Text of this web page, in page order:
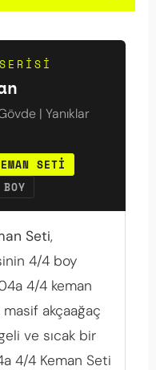
| Yanıklar
SETI
Seti,
4/4 boy
4/4 keman
akçaağaç
ve sıcak bir
4/4 Keman Seti